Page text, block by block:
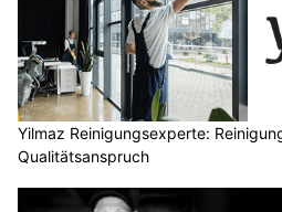
Yilmaz Reinigungsexperte:
Qualitätsanspruch